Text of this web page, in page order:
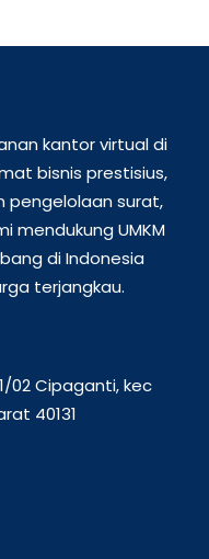
kantor virtual di
bisnis prestisius,
pengelolaan surat,
mendukung UMKM
di Indonesia
terjangkau.
02 Cipaganti, kec
40131